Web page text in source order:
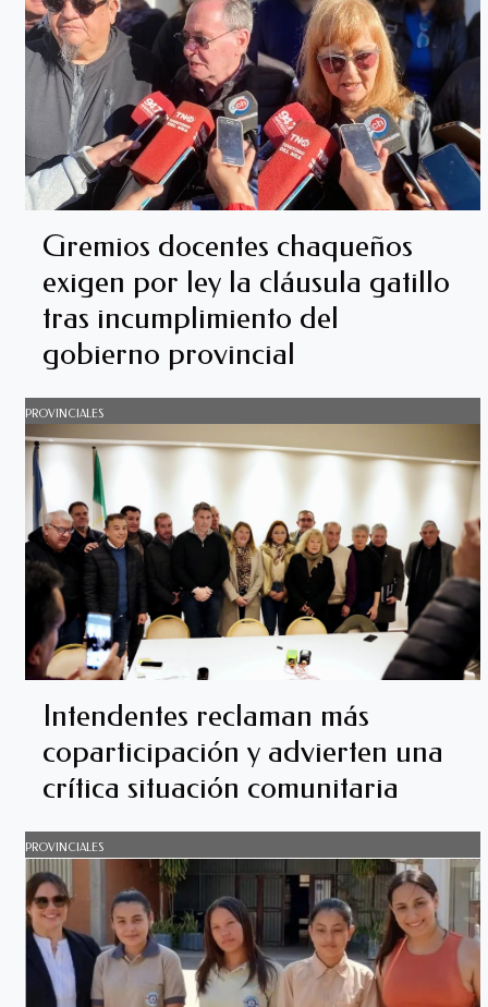
Gremios docentes chaqueños
exigen por ley la cláusula gatillo
tras incumplimiento del
gobierno provincial
PROVINCIALES
Intendentes reclaman más
coparticipación y advierten una
crítica situación comunitaria
PROVINCIALES